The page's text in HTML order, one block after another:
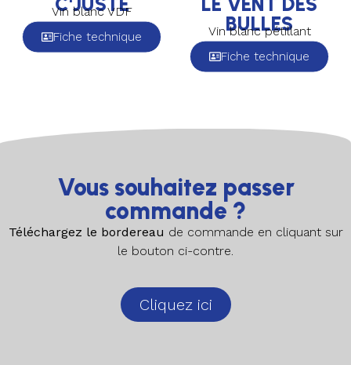
Vin blanc VDF
Fiche technique
BULLES
Vin blanc pétillant
Fiche technique
Vous souhaitez passer
commande ?
Téléchargez le bordereau de commande en cliquant sur
le bouton ci-contre.
Cliquez ici